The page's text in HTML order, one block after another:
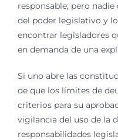
responsable; pero
del poder legislativo y
encontrar legisladores
en demanda de una
Si uno abre las
de que los límites de
criterios para su
vigilancia del uso de la
responsabilidades